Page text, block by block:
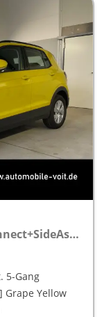
95PS Sitzheiz+PDCvohi+AppConnect+SideAssist+TravelAssist+ACC+Klima
5-Gang
Grape Yellow